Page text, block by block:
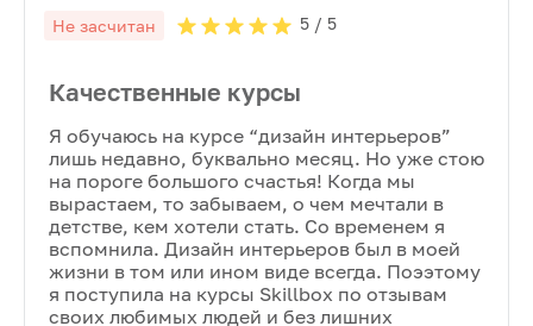
Не засчитан 5/ 5
Качественные курсы
Я обучаюсь на курсе “дизайн интерьеров”
лишь недавно, буквально месяц. Но уже стою
на пороге большого счастья! Когда мы
вырастаем, то забываем, о чем мечтали в
детстве, кем хотели стать. Со временем я
вспомнила. Дизайн интерьеров был в моей
жизни в том или ином виде всегда. Поээтому
я поступила на курсы Skillbox по отзывам
своих любимых людей и без лишних